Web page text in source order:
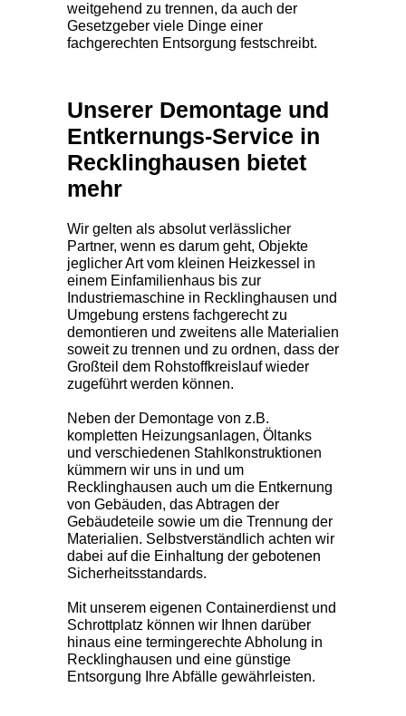
weitgehend zu trennen, da auch der
Gesetzgeber viele Dinge einer
fachgerechten Entsorgung festschreibt.
Unserer Demontage und
Entkernungs-Service in
Recklinghausen bietet
mehr
Wir gelten als absolut verlässlicher
Partner, wenn es darum geht, Objekte
jeglicher Art vom kleinen Heizkessel in
einem Einfamilienhaus bis zur
Industriemaschine in Recklinghausen und
Umgebung erstens fachgerecht zu
demontieren und zweitens alle Materialien
soweit zu trennen und zu ordnen, dass der
Großteil dem Rohstoffkreislauf wieder
zugeführt werden können.
Neben der Demontage von z.B.
kompletten Heizungsanlagen, Öltanks
und verschiedenen Stahlkonstruktionen
kümmern wir uns in und um
Recklinghausen auch um die Entkernung
von Gebäuden, das Abtragen der
Gebäudeteile sowie um die Trennung der
Materialien. Selbstverständlich achten wir
dabei auf die Einhaltung der gebotenen
Sicherheitsstandards.
Mit unserem eigenen Containerdienst und
Schrottplatz können wir Ihnen darüber
hinaus eine termingerechte Abholung in
Recklinghausen und eine günstige
Entsorgung Ihre Abfälle gewährleisten.